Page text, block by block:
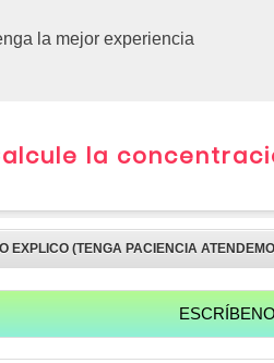
la mejor experiencia
la
EXPLICO (TENGA PACIENCIA
ESCRÍBENOS EN